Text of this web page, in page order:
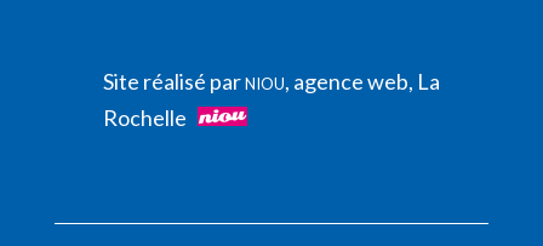
Site réalisé parNIOU, agence web, La
Rochelle